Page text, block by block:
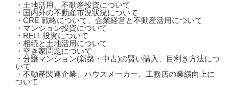
・土地活用、不動産投資について
・国内外の不動産市況状況について
・CRE 戦略について、企業経営と不動産活用について
・マンション投資について
・REIT 投資について
・相続と土地活用について
・空き家問題について
・分譲マンション(新築・中古)の賢い購入、目利き方法につ
いて
・不動産関連企業、ハウスメーカー、工務店の業績向上に
ついて